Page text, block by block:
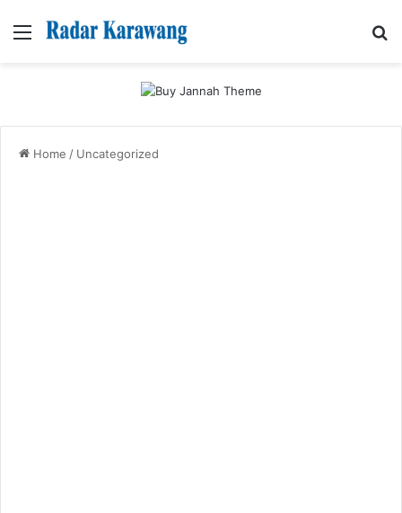
Menu
Home / Uncategorized